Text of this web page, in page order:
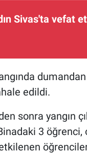
Sivas'ta vefat
edildi.
sonra yangın
3 öğrenci,